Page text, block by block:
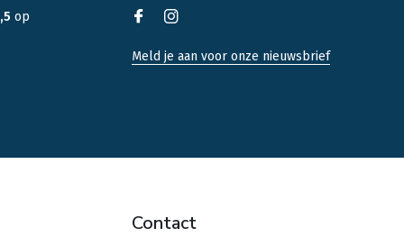
op
Meld je aan voor onze nieuwsbrief
Contact